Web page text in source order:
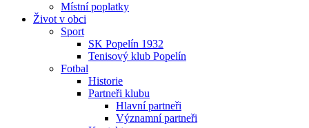
Místní poplatky
Život v obci
Sport
SK Popelín 1932
Tenisový klub Popelín
Fotbal
Historie
Partneři klubu
Hlavní partneři
Významní partneři